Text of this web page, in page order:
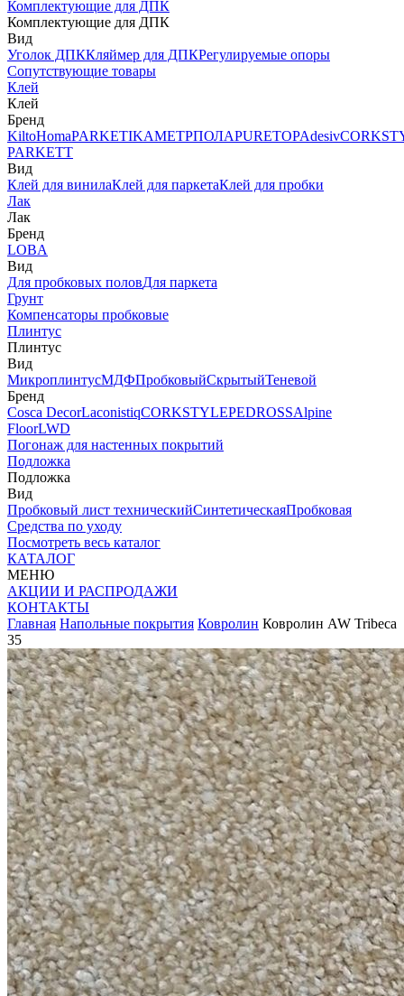
Комплектующие для ДПК
Комплектующие для ДПК
Вид
Уголок ДПККляймер для ДПКРегулируемые опоры
Сопутствующие товары
Клей
Клей
Бренд
KiltoHomaPARKETIKAМЕТРПОЛАPURETOPAdesiv
PARKETT
Вид
Клей для винилаКлей для паркетаКлей для пробки
Лак
Лак
Бренд
LOBA
Вид
Для пробковых половДля паркета
Грунт
Компенсаторы пробковые
Плинтус
Плинтус
Вид
МикроплинтусМДФПробковыйСкрытыйТеневой
Бренд
Cosca DecorLaconistiqCORKSTYLEPEDROSSAlpine
FloorLWD
Погонаж для настенных покрытий
Подложка
Подложка
Вид
Пробковый лист техническийСинтетическаяПробковая
Средства по уходу
Посмотреть весь каталог
КАТАЛОГ
МЕНЮ
АКЦИИ И РАСПРОДАЖИ
КОНТАКТЫ
Главная Напольные покрытия Ковролин Ковролин AW Tribeca
35